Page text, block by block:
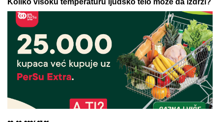
08. 08. 2026 07:00
NAJSTARIJI RESTORAN NA SVETU: Više od 300
godina služi goste na istom mestu, e evo gde se nalazi